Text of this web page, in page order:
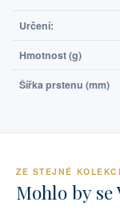
Určení:
Hmotnost (g)
Šířka prstenu (mm)
ZE STEJNÉ
Mohlo by